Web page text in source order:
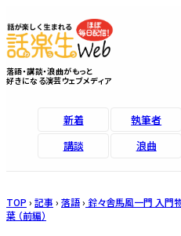
落語・講談・浪曲がもっと
好きになる演芸ウェブメディア
新着 執筆者
講談
浪曲
TOP › 記事 › 落語› 鈴々舎馬風一門 入門
葉 （前編）